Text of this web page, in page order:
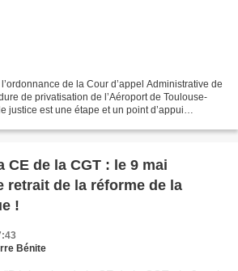
de la Cour d’appel Administrative de
de privatisation de l’Aéroport de Toulouse-
justice est une étape et un point d’appui
CE de la CGT : le 9 mai
retrait de la réforme de la
!
Bénite